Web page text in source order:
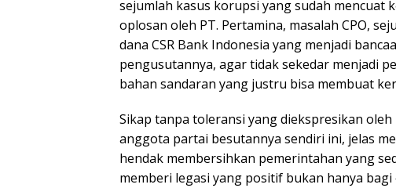
sejumlah kasus korupsi yang sudah mencuat
oplosan oleh PT. Pertamina, masalah CPO,
dana CSR Bank Indonesia yang menjadi
pengusutannya, agar tidak sekedar menjadi
bahan sandaran yang justru bisa membuat
Sikap tanpa toleransi yang diekspresikan
anggota partai besutannya sendiri ini, jelas
hendak membersihkan pemerintahan yang
memberi legasi yang positif bukan hanya